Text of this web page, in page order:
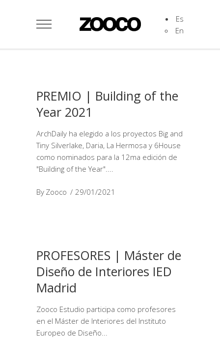
Es
En
PREMIO | Building of the
Year 2021
ArchDaily ha elegido a los proyectos Big and
Tiny Silverlake, Daria, La Hermosa y 6House
como nominados para la 12ma edición de
"Building of the Year".
By Zooco 29/01/2021
PROFESORES | Máster de
Diseño de Interiores IED
Madrid
Zooco Estudio participa como profesores
en el Máster de Interiores del Instituto
Europeo de Diseño